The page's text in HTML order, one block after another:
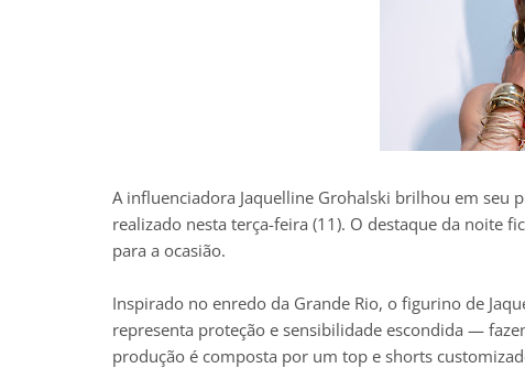
A influenciadora Jaquelline Grohalski brilhou em seu
realizado nesta terça-feira (11). O destaque da noite
para a ocasião.
Inspirado no enredo da Grande Rio, o figurino de
representa proteção e sensibilidade escondida —
produção é composta por um top e shorts